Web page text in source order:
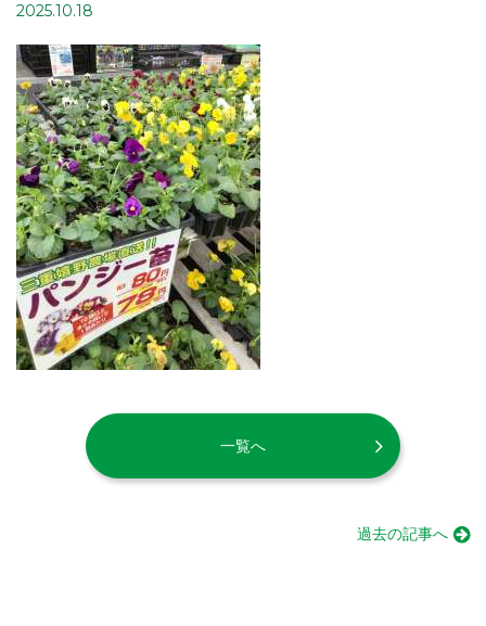
2025.10.18
一覧へ
過去の記事へ